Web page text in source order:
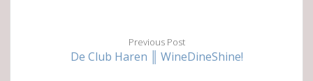
Previous Post
De Club Haren ║ WineDineShine!